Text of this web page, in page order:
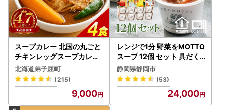
スープカレー 北国の丸ごと
チキンレッグスープカレー
4個 3739
北海道弟子屈町
(215)
9,000
レンジで1分 野菜をMOTTO
スープ 12個 セット 具だく
さんスープ 朝食 惣菜 国産
野菜 常温保存
静岡県静岡市
(53)
24,000